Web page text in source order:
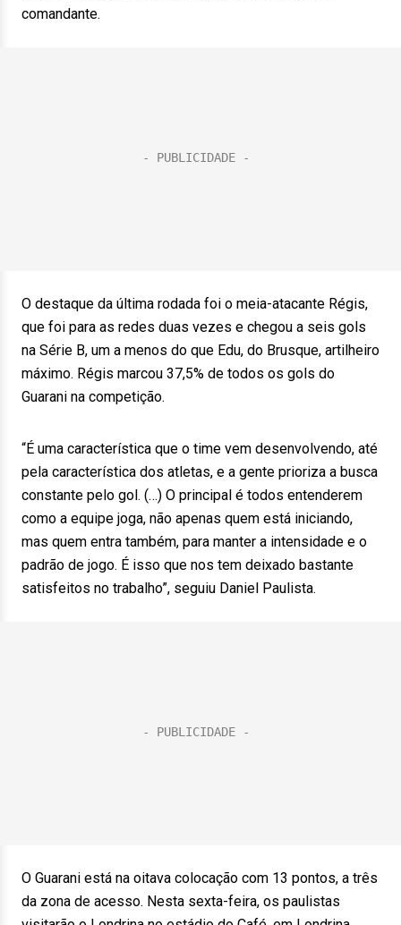
comandante.
O destaque da última rodada foi o meia-atacante Régis,
que foi para as redes duas vezes e chegou a seis gols
na Série B, um a menos do que Edu, do Brusque, artilheiro
máximo. Régis marcou 37,5% de todos os gols do
Guarani na competição.
“É uma característica que o time vem desenvolvendo, até
pela característica dos atletas, e a gente prioriza a busca
constante pelo gol. (…) O principal é todos entenderem
como a equipe joga, não apenas quem está iniciando,
mas quem entra também, para manter a intensidade e o
padrão de jogo. É isso que nos tem deixado bastante
satisfeitos no trabalho”, seguiu Daniel Paulista.
O Guarani está na oitava colocação com 13 pontos, a três
da zona de acesso. Nesta sexta-feira, os paulistas